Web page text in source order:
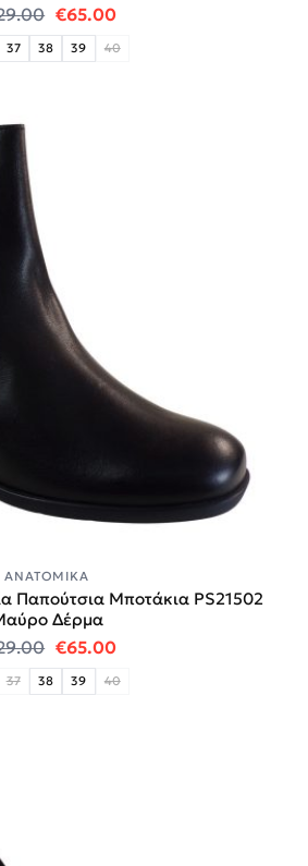
Original price was: €129.00.
€65.00Η τρέχουσα τιμή
37 38 39 40
ΑΝΑΤΟΜΙΚΆ
Παπούτσια Μποτάκια PS21502
Δέρμα
Original price was: €129.00.
€65.00Η τρέχουσα τιμή
37 38 39 40